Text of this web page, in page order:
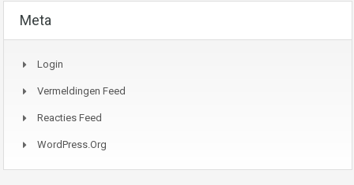
Meta
Login
Vermeldingen Feed
Reacties Feed
WordPress.org